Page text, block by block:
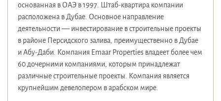
основанная в ОАЭ в 1997. Штаб-квартира компании
расположена в Дубае. Основное направление
деятельности — инвестирование в строительные проекты
в районе Персидского залива, преимущественно в Дубае
и Абу-Даби. Компания Emaar Properties владеет более чем
60 дочерними компаниями, которым принадлежат
различные строительные проекты. Компания является
крупнейшим девелопером в арабском мире.